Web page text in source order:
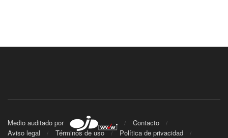
Medio auditado por
Contacto
Aviso legal
Términos de uso Política de privacidad